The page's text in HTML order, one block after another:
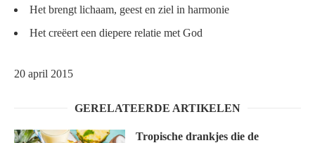
Het brengt lichaam, geest en ziel in harmonie
Het creëert een diepere relatie met God
20 april 2015
GERELATEERDE ARTIKELEN
Tropische drankjes die de